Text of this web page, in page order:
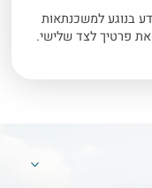
בנוגע למשכנתאות
פרטיך לצד שלישי.